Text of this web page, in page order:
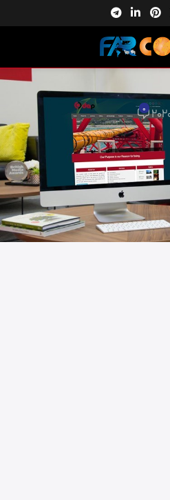
0
ساختمانی
صنعت ساختمانی همچون شرکت های
تولید کننده و یا فروشنده ی مصالح و
جهت حضور مؤثر در فضای مجازی و بهتر
.